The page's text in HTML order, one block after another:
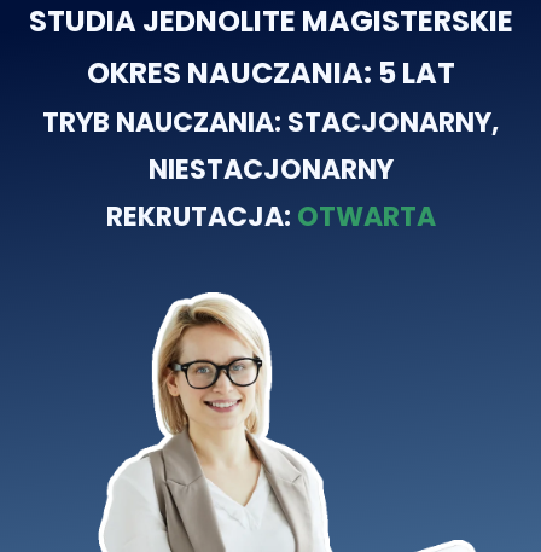
STUDIA JEDNOLITE MAGISTERSKIE
OKRES NAUCZANIA: 5 LAT
TRYB NAUCZANIA: STACJONARNY,
NIESTACJONARNY
REKRUTACJA: OTWARTA